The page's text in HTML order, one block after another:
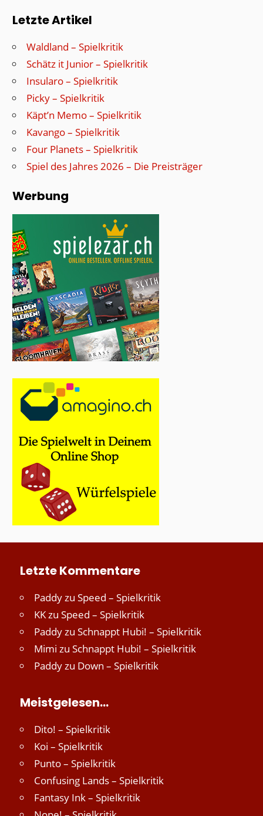
Letzte Artikel
Waldland – Spielkritik
Schätz it Junior – Spielkritik
Insularo – Spielkritik
Picky – Spielkritik
Käpt’n Memo – Spielkritik
Kavango – Spielkritik
Four Planets – Spielkritik
Spiel des Jahres 2026 – Die Preisträger
Werbung
Letzte Kommentare
Paddyzu Speed – Spielkritik
KKzu Speed – Spielkritik
Paddyzu Schnappt Hubi! – Spielkritik
Mimi zu Schnappt Hubi! – Spielkritik
Paddyzu Down – Spielkritik
Meistgelesen…
Dito! – Spielkritik
Koi – Spielkritik
Punto – Spielkritik
Confusing Lands – Spielkritik
Fantasy Ink – Spielkritik